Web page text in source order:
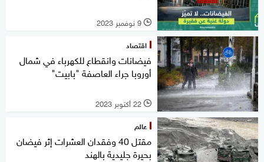
l 9 نوفمبر 2023
اقتصاد
فيضانات وانقطاع للكهرباء في شمال
أوروبا جراء العاصفة "بابيت"
l 22 أكتوبر 2023
عالم
مقتل 40 وفقدان العشرات إثر فيضان
بحيرة جليدية بالهند